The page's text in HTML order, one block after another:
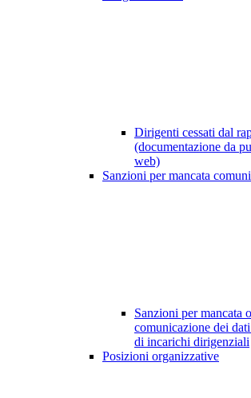
Dirigenti cessati dal
(documentazione da
web)
Sanzioni per mancata
Sanzioni per mancata
comunicazione dei
di incarichi dirigenziali
Posizioni organizzative